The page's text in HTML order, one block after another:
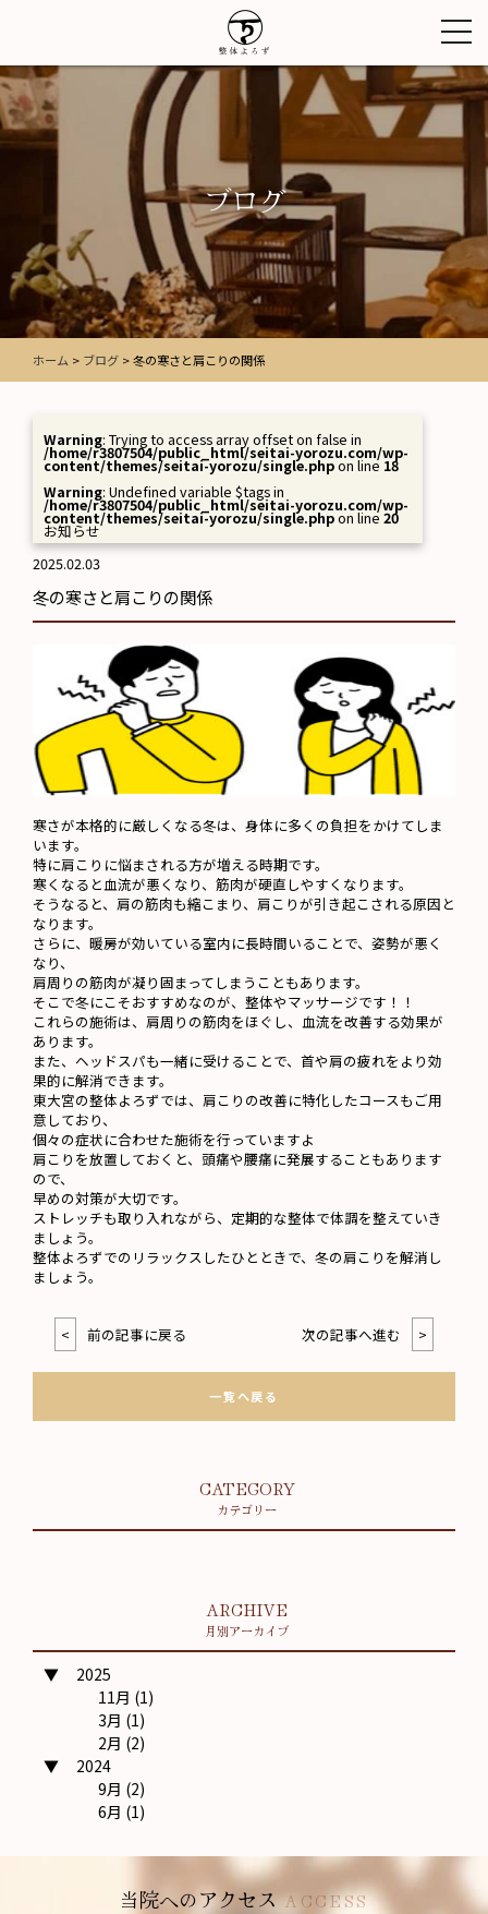
ブログ
ホーム > ブログ >冬の寒さと肩こりの関係
Warning: Trying to access array offset on false in
/home/r3807504/public_html/seitai-yorozu.com/wp-
content/themes/seitai-yorozu/single.phpon line 18
Warning: Undefined variable $tags in
/home/r3807504/public_html/seitai-yorozu.com/wp-
content/themes/seitai-yorozu/single.phpon line 20
お知らせ
2025.02.03
冬の寒さと肩こりの関係
寒さが本格的に厳しくなる冬は、身体に多くの負担をかけてしま
います。
特に肩こりに悩まされる方が増える時期です。
寒くなると血流が悪くなり、筋肉が硬直しやすくなります。
そうなると、肩の筋肉も縮こまり、肩こりが引き起こされる原因と
なります。
さらに、暖房が効いている室内に長時間いることで、姿勢が悪く
なり、
肩周りの筋肉が凝り固まってしまうこともあります。
そこで冬にこそおすすめなのが、整体やマッサージです！！
これらの施術は、肩周りの筋肉をほぐし、血流を改善する効果が
あります。
また、ヘッドスパも一緒に受けることで、首や肩の疲れをより効
果的に解消できます。
東大宮の整体よろずでは、肩こりの改善に特化したコースもご用
意しており、
個々の症状に合わせた施術を行っていますよ
肩こりを放置しておくと、頭痛や腰痛に発展することもあります
ので、
早めの対策が大切です。
ストレッチも取り入れながら、定期的な整体で体調を整えていき
ましょう。
整体よろずでのリラックスしたひとときで、冬の肩こりを解消し
ましょう。
< 前の記事に戻る 次の記事へ進む >
一覧へ戻る
CATEGORY
カテゴリー
ARCHIVE
月別アーカイブ
2025
11月 (1)
3月 (1)
2月 (2)
2024
9月 (2)
6月 (1)
当院へのアクセス ACCESS